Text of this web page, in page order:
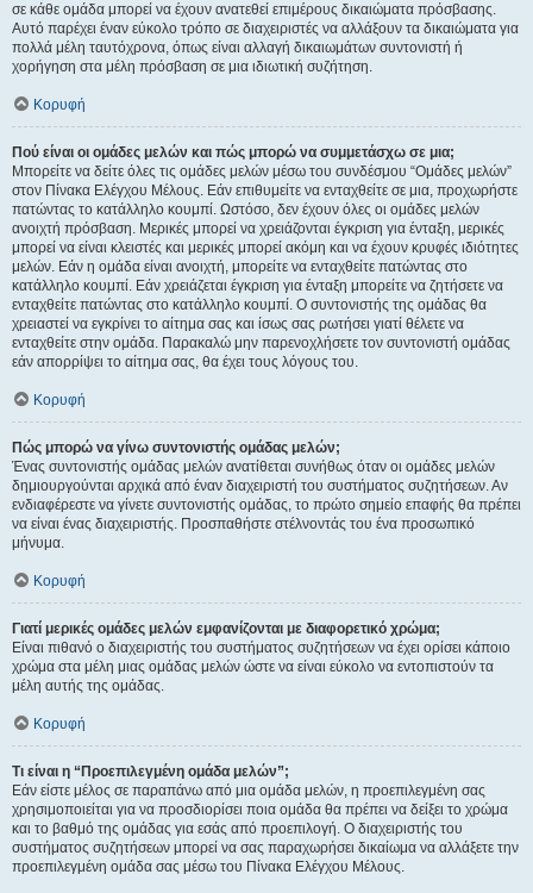
σε κάθε ομάδα μπορεί να έχουν ανατεθεί επιμέρους δικαιώματα πρόσβασης.
Αυτό παρέχει έναν εύκολο τρόπο σε διαχειριστές να αλλάξουν τα δικαιώματα για
πολλά μέλη ταυτόχρονα, όπως είναι αλλαγή δικαιωμάτων συντονιστή ή
χορήγηση στα μέλη πρόσβαση σε μια ιδιωτική συζήτηση.
Κορυφή
Πού είναι οι ομάδες μελών και πώς μπορώ να συμμετάσχω σε μια;
Μπορείτε να δείτε όλες τις ομάδες μελών μέσω του συνδέσμου “Ομάδες μελών”
στον Πίνακα Ελέγχου Μέλους. Εάν επιθυμείτε να ενταχθείτε σε μια, προχωρήστε
πατώντας το κατάλληλο κουμπί. Ωστόσο, δεν έχουν όλες οι ομάδες μελών
ανοιχτή πρόσβαση. Μερικές μπορεί να χρειάζονται έγκριση για ένταξη, μερικές
μπορεί να είναι κλειστές και μερικές μπορεί ακόμη και να έχουν κρυφές ιδιότητες
μελών. Εάν η ομάδα είναι ανοιχτή, μπορείτε να ενταχθείτε πατώντας στο
κατάλληλο κουμπί. Εάν χρειάζεται έγκριση για ένταξη μπορείτε να ζητήσετε να
ενταχθείτε πατώντας στο κατάλληλο κουμπί. Ο συντονιστής της ομάδας θα
χρειαστεί να εγκρίνει το αίτημα σας και ίσως σας ρωτήσει γιατί θέλετε να
ενταχθείτε στην ομάδα. Παρακαλώ μην παρενοχλήσετε τον συντονιστή ομάδας
εάν απορρίψει το αίτημα σας, θα έχει τους λόγους του.
Κορυφή
Πώς μπορώ να γίνω συντονιστής ομάδας μελών;
Ένας συντονιστής ομάδας μελών ανατίθεται συνήθως όταν οι ομάδες μελών
δημιουργούνται αρχικά από έναν διαχειριστή του συστήματος συζητήσεων. Αν
ενδιαφέρεστε να γίνετε συντονιστής ομάδας, το πρώτο σημείο επαφής θα πρέπει
να είναι ένας διαχειριστής. Προσπαθήστε στέλνοντάς του ένα προσωπικό
μήνυμα.
Κορυφή
Γιατί μερικές ομάδες μελών εμφανίζονται με διαφορετικό χρώμα;
Είναι πιθανό ο διαχειριστής του συστήματος συζητήσεων να έχει ορίσει κάποιο
χρώμα στα μέλη μιας ομάδας μελών ώστε να είναι εύκολο να εντοπιστούν τα
μέλη αυτής της ομάδας.
Κορυφή
Τι είναι η “Προεπιλεγμένη ομάδα μελών”;
Εάν είστε μέλος σε παραπάνω από μια ομάδα μελών, η προεπιλεγμένη σας
χρησιμοποιείται για να προσδιορίσει ποια ομάδα θα πρέπει να δείξει το χρώμα
και το βαθμό της ομάδας για εσάς από προεπιλογή. Ο διαχειριστής του
συστήματος συζητήσεων μπορεί να σας παραχωρήσει δικαίωμα να αλλάξετε την
προεπιλεγμένη ομάδα σας μέσω του Πίνακα Ελέγχου Μέλους.